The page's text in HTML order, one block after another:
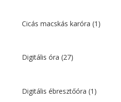
Cicás macskás karóra (1)
Digitális óra (27)
Digitális ébresztőóra (1)